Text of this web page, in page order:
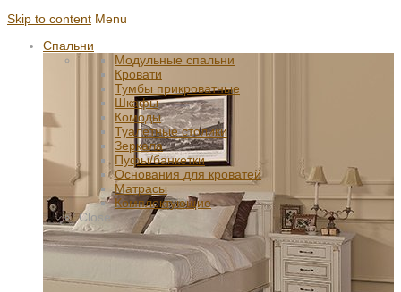
Skip to content Menu
Спальни
Модульные спальни
Кровати
Тумбы прикроватные
Шкафы
Комоды
Туалетные столики
Зеркала
Пуфы/банкетки
Основания для кроватей
Матрасы
Комплектующие
Close